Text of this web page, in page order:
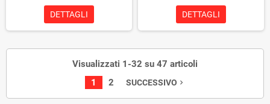
DETTAGLI DETTAGLI
Visualizzati 1-32 su 47 articoli
1
2 SUCCESSIVO navigate_next